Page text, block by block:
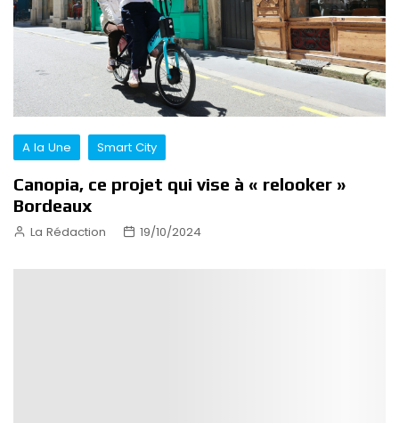
A la Une Smart City
Canopia, ce projet qui vise à « relooker »
Bordeaux
La Rédaction 19/10/2024